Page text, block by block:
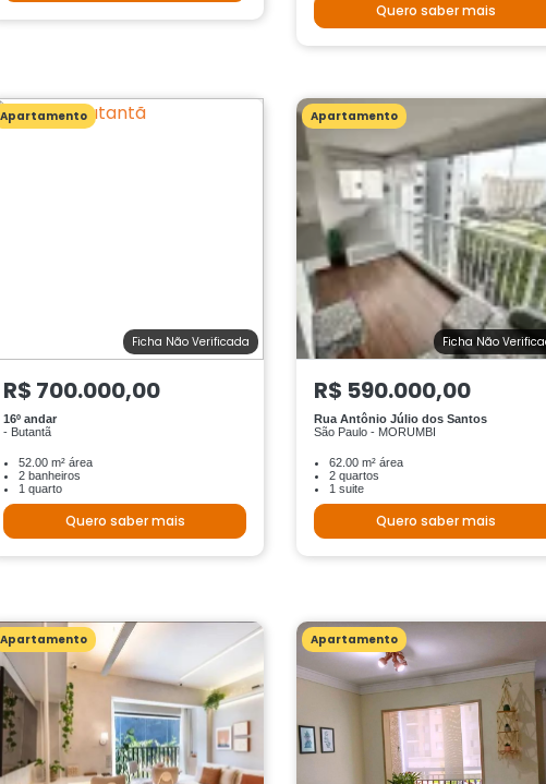
Quero saber mais
Apartamento
Ficha Não Verificada
R$ 700.000,00
16º andar
- Butantã
52.00 m² área
2 banheiros
1 quarto
Quero saber mais
Apartamento
Ficha Não
R$ 590.000,00
Rua Antônio Júlio dos Santos
São Paulo - MORUMBI
62.00 m² área
2 quartos
1 suite
Quero saber mais
Apartamento Apartamento